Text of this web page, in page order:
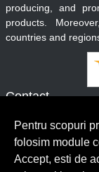
Contact
Servicii clienti
producing, and
products.
countries and
Pentru scopuri
folosim module
Accept, esti de